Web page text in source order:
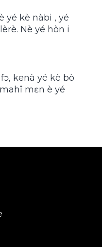
yé kè nàbi , yé
Nè yé hòn i
kenà yé kè bò
mɛn è yé